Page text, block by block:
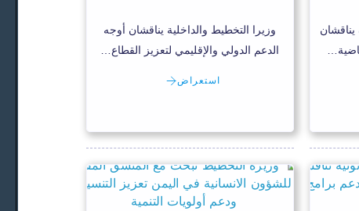
وزيرا التخطيط والداخلية يناقشان أوجه
الدعم الدولي والإقليمي لتعزيز القطاع…
استعراض